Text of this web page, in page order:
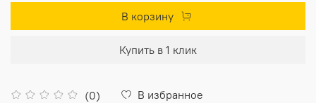
(0) В избранное
В корзину
Купить в 1 клик